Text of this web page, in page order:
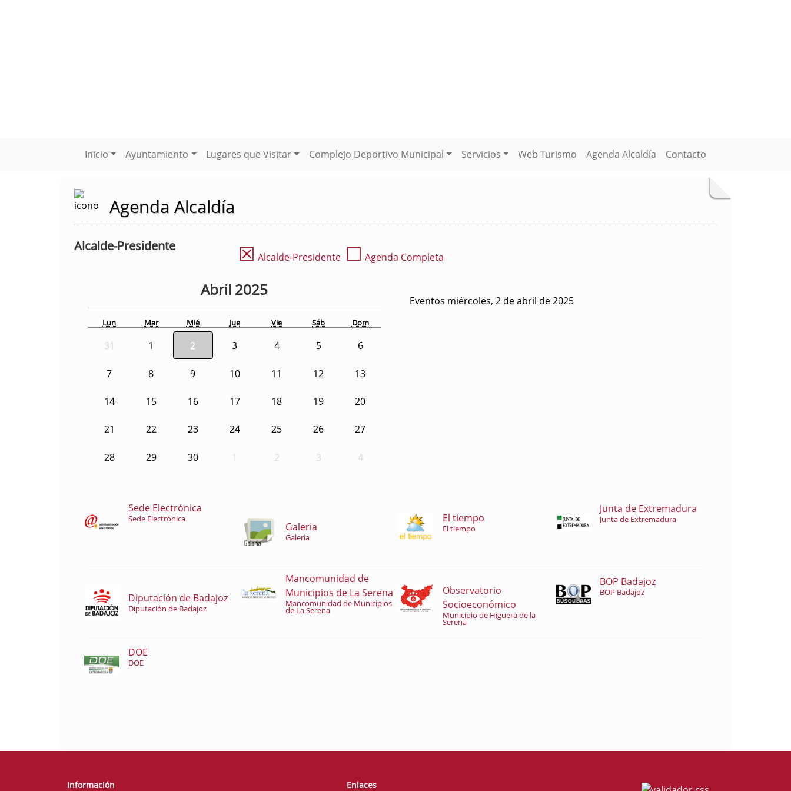
Inicio Ayuntamiento Lugares que Visitar Complejo Deportivo Municipal Servicios Web Turismo Agenda Alcaldía Contacto
Agenda Alcaldía
Alcalde-Presidente ☒ Alcalde-Presidente ☐ Agenda Completa
Abril 2025
Lun Mar Mié Jue Vie Sáb Dom
31 1 2 3 4 5 6
7 8 9 10 11 12 13
14 15 16 17 18 19 20
21 22 23 24 25 26 27
28 29 30 1 2 3 4
Eventos miércoles, 2 de abril de 2025
Sede Electrónica
Sede Electrónica
Galeria
Galeria
El tiempo
El tiempo
Junta de Extremadura
Junta de Extremadura
Diputación de Badajoz
Diputación de Badajoz
Mancomunidad de
Municipios de La Serena
Mancomunidad de Municipios
de La Serena
Observatorio
Socioeconómico
Municipio de Higuera de la
Serena
BOP Badajoz
BOP Badajoz
DOE
DOE
Información Enlaces